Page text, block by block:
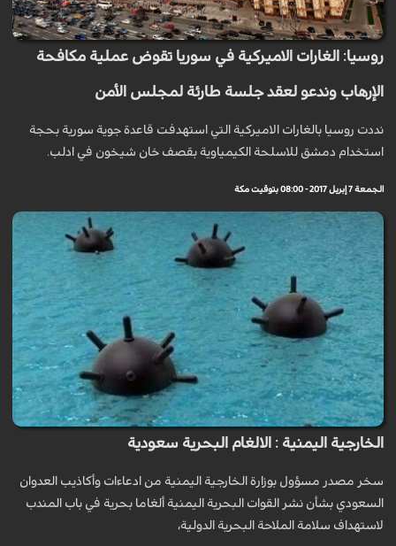
روسيا: الغارات الاميركية في سوريا تقوض عملية مكافحة
الإرهاب وندعو لعقد جلسة طارئة لمجلس الأمن
نددت روسيا بالغارات الاميركية التي استهدفت قاعدة جوية سورية بحجة
استخدام دمشق للاسلحة الكيمياوية بقصف خان شيخون في ادلب.
الجمعة 7 إبريل 2017 - 08:00 بتوقيت مكة
الخارجية اليمنية : الالغام البحرية سعودية
سخر مصدر مسؤول بوزارة الخارجية اليمنية من ادعاءات وأكاذيب العدوان
السعودي بشأن نشر القوات البحرية اليمنية ألغاما بحرية في باب المندب
لاستهداف سلامة الملاحة البحرية الدولية،